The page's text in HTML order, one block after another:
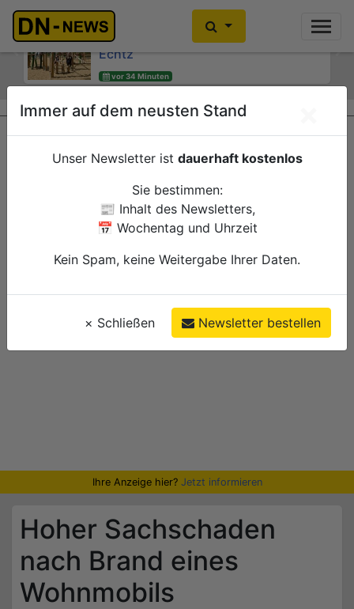
Kinder- und Jugendsprecherinnen
des Jugendheims engagieren sich für
Echtz
vor 34 Minuten
Kein Alkoholkonsum in der
Schwangerschaft: Interaktive
Wanderausstellung ZERO! im
Kreishaus
Düren
Verwaltung
Previous
Ihre Anzeige hier? Jetzt informieren
Hoher Sachschaden
nach Brand eines
Wohnmobils
Immer auf dem neusten Stand
Unser Newsletter ist dauerhaft kostenlos
Sie bestimmen:
📰 Inhalt des Newsletters,
📅 Wochentag und Uhrzeit
Kein Spam, keine Weitergabe Ihrer Daten.
× Schließen Newsletter bestellen